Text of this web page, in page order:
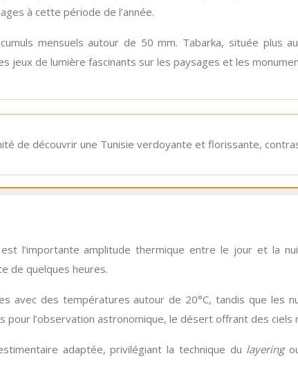
à cette période de l’année.
mensuels autour de 50 mm. Tabarka, située plus
jeux de lumière fascinants sur les paysages et les
de découvrir une Tunisie verdoyante et florissante,
l’importante amplitude thermique entre le jour et la
de quelques heures.
avec des températures autour de 20°C, tandis que les
l’observation astronomique, le désert offrant des ciels
adaptée, privilégiant la technique du layering